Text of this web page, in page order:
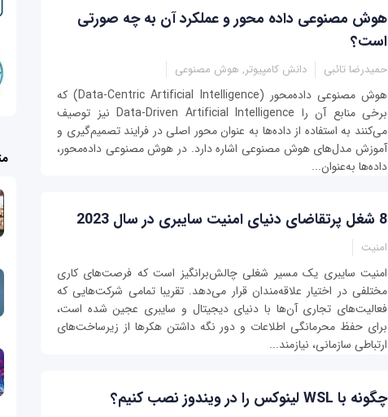
هوش مصنوعی داده محور و عملکرد آن به چه صورتی
است؟
حمیدرضا تائبی دانش کامپیوتر, هوش مصنوعی
هوش مصنوعی داده‌محور (Data-Centric Artificial Intelligence) که
برخی منابع آن‌ را Data-Driven Artificial Intelligence نیز توصیف
می‌کنند به استفاده از داده‌ها به عنوان محور اصلی در فرایند تصمیم‌گیری و
آموزش مدل‌های هوش مصنوعی اشاره دارد. در هوش مصنوعی داده‌محور،
داده‌ها به‌عنوان...
8 شغل پرتقاضای دنیای امنیت سایبری در سال 2023
امنیت
امنیت سایبری یک مسیر شغلی چالش‌برانگیز است که فرصت‌های کاری
مختلفی در اختیار علاقه‌مندان قرار می‌دهد. تقریبا تمامی شرکت‌هایی که
فعالیت‌های تجاری آن‌ها با دنیای دیجیتال و سایبری عجین شده است،
برای حفظ محرمانگی اطلاعات و دور نگه داشتن هکرها از زیرساخت‌های
ارتباطی سازمانی، نیازمند...
چگونه با WSL لینوکس را در ویندوز نصب کنیم؟